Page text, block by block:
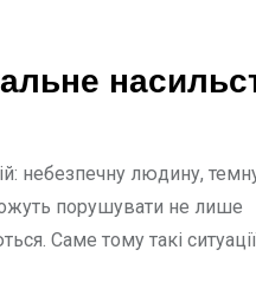
небезпечну людину,
порушувати не лише
Саме тому такі